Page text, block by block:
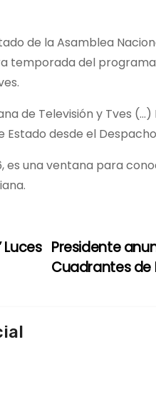
de la Asamblea
temporada del
de Televisión y Tves
desde el Despacho
es una ventana para
Presidente
Cuadrantes de
Luces